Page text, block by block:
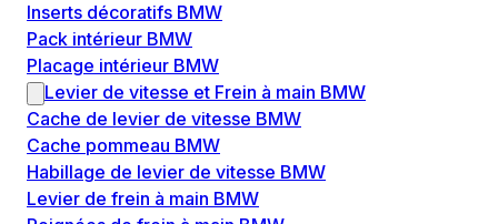
Inserts décoratifs BMW
Pack intérieur BMW
Placage intérieur BMW
Levier de vitesse et Frein à main BMW
Cache de levier de vitesse BMW
Cache pommeau BMW
Habillage de levier de vitesse BMW
Levier de frein à main BMW